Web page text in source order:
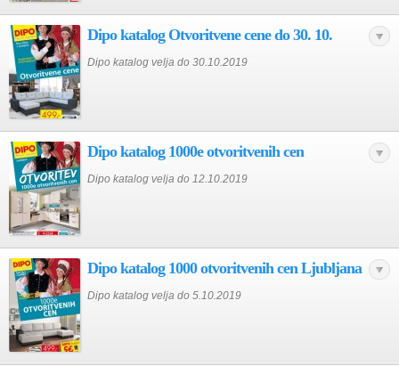
Dipo katalog Otvoritvene cene do 30. 10.
Dipo katalog velja do 30.10.2019
Dipo katalog 1000e otvoritvenih cen
Dipo katalog velja do 12.10.2019
Dipo katalog 1000 otvoritvenih cen Ljubljana
Dipo katalog velja do 5.10.2019